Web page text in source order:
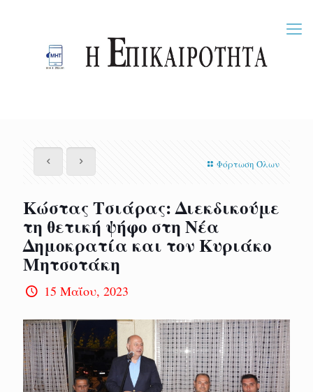
Φόρτωση Όλων
Κώστας Τσιάρας: Διεκδικούμε
τη θετική ψήφο στη Νέα
Δημοκρατία και τον Κυριάκο
Μητσοτάκη
15 Μαΐου, 2023